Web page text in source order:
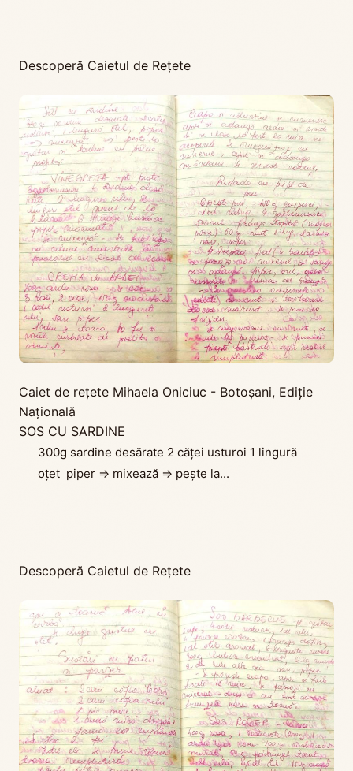
Descoperă Caietul de Rețete
Caiet de rețete Mihaela Oniciuc - Botoșani, Ediţie
Naţională
SOS CU SARDINE
300g sardine desărate 2 căței usturoi 1 lingură
oțet piper => mixează => pește la...
Descoperă Caietul de Rețete